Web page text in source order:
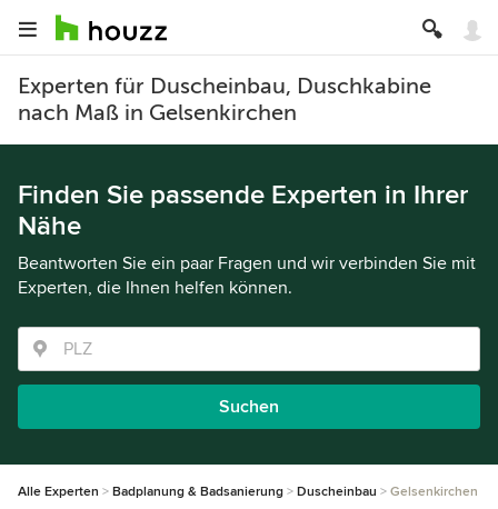
Experten für Duscheinbau, Duschkabine
nach Maß in Gelsenkirchen
Finden Sie passende Experten in Ihrer
Nähe
Beantworten Sie ein paar Fragen und wir verbinden Sie mit
Experten, die Ihnen helfen können.
Suchen
Alle Experten Badplanung & Badsanierung Duscheinbau Gelsenkirchen